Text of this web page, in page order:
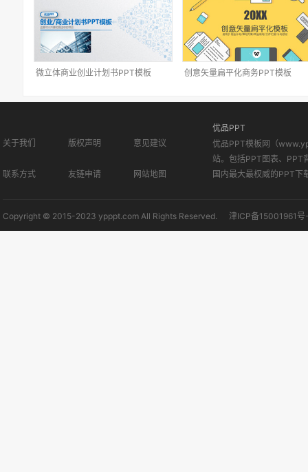
微立体商业创业计划书PPT模板 创意矢量扁平化商务PPT模板
关于我们 版权声明 意见建议
联系方式 友链申请 网站地图
优品PPT
优品PPT模板网（
站。包括PPT图表、PPT
国内最大最权威的PPT下
Copyright © 2015-2023 ypppt.com All Rights Reserved. 津ICP备15001961号